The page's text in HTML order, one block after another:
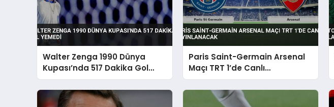
Walter Zenga 1990 Dünya
Kupası’nda 517 Dakika Gol
Yemedi
Paris Saint-Germain Arsenal
Maçı TRT 1’de Canlı
Yayınlanacak